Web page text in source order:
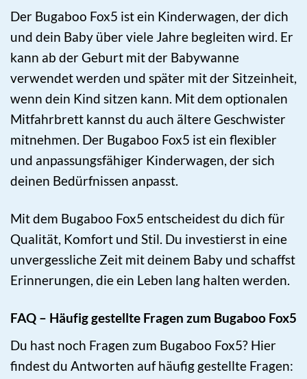
Der Bugaboo Fox5 ist ein Kinderwagen, der dich
und dein Baby über viele Jahre begleiten wird. Er
kann ab der Geburt mit der Babywanne
verwendet werden und später mit der Sitzeinheit,
wenn dein Kind sitzen kann. Mit dem optionalen
Mitfahrbrett kannst du auch ältere Geschwister
mitnehmen. Der Bugaboo Fox5 ist ein flexibler
und anpassungsfähiger Kinderwagen, der sich
deinen Bedürfnissen anpasst.
Mit dem Bugaboo Fox5 entscheidest du dich für
Qualität, Komfort und Stil. Du investierst in eine
unvergessliche Zeit mit deinem Baby und schaffst
Erinnerungen, die ein Leben lang halten werden.
FAQ – Häufig gestellte Fragen zum Bugaboo Fox5
Du hast noch Fragen zum Bugaboo Fox5? Hier
findest du Antworten auf häufig gestellte Fragen: